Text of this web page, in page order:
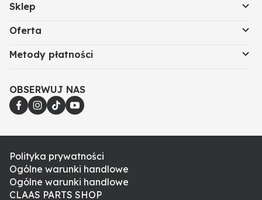
Sklep
Oferta
Metody płatności
OBSERWUJ NAS
Polityka prywatności
Ogólne warunki handlowe
Ogólne warunki handlowe
CLAAS PARTS SHOP